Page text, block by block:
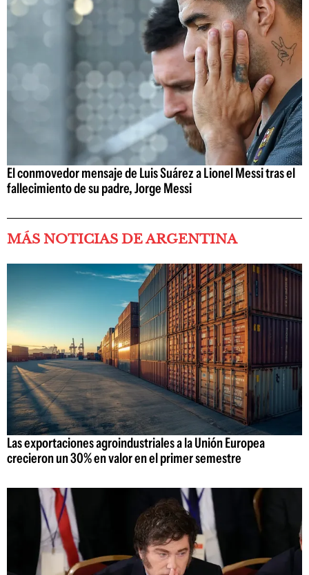
El conmovedor mensaje de Luis Suárez a Lionel Messi tras el
fallecimiento de su padre, Jorge Messi
MÁS NOTICIAS DE ARGENTINA
Las exportaciones agroindustriales a la Unión Europea
crecieron un 30% en valor en el primer semestre